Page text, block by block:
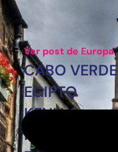
Ver post de Europa
CABO VERDE
EGIPTO
KENIA
MARRUECOS